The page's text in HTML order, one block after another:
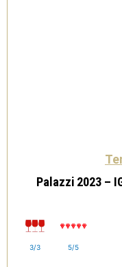
Palazzi 2023 –
3/3 5/5